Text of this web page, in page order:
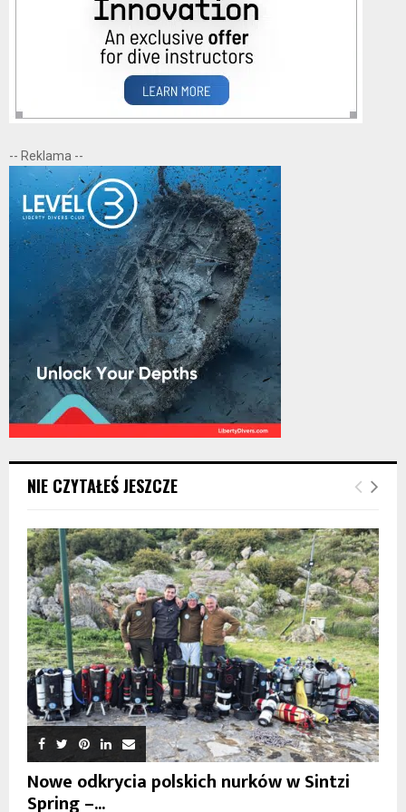
-- Reklama --
NIE CZYTAŁEŚ JESZCZE
Nowe odkrycia polskich nurków w Sintzi
Spring –...